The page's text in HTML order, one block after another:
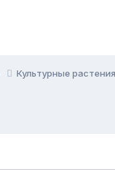
Культурные растения